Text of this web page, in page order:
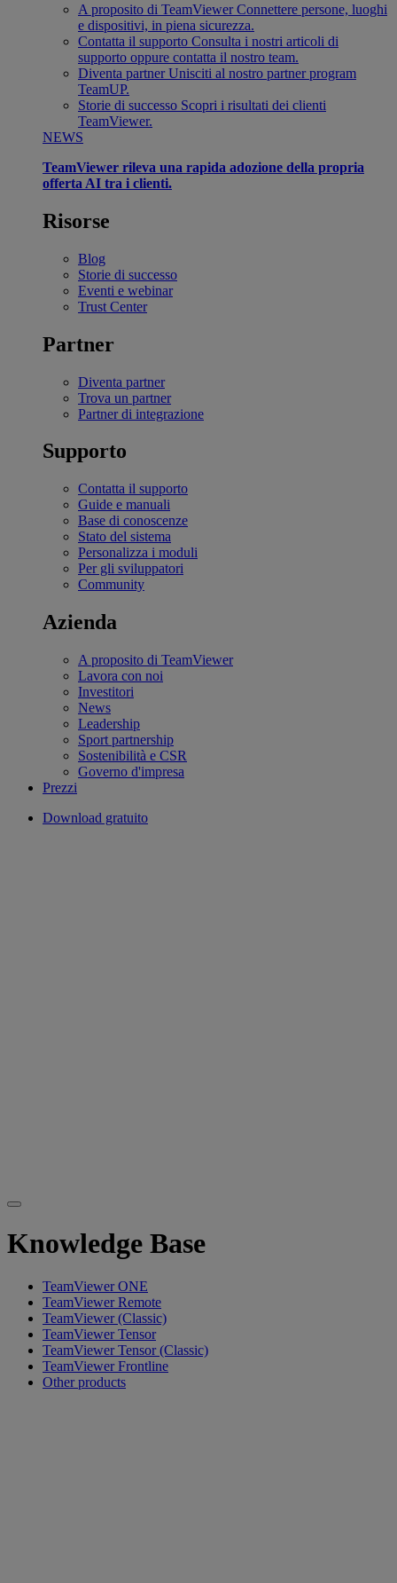
A proposito di TeamViewer Connettere persone, luoghi
e dispositivi, in piena sicurezza.
Contatta il supporto Consulta i nostri articoli di
supporto oppure contatta il nostro team.
Diventa partner Unisciti al nostro partner program
TeamUP.
Storie di successo Scopri i risultati dei clienti
TeamViewer.
NEWS
TeamViewer rileva una rapida adozione della propria
offerta AI tra i clienti.
Risorse
Blog
Storie di successo
Eventi e webinar
Trust Center
Partner
Diventa partner
Trova un partner
Partner di integrazione
Supporto
Contatta il supporto
Guide e manuali
Base di conoscenze
Stato del sistema
Personalizza i moduli
Per gli sviluppatori
Community
Azienda
A proposito di TeamViewer
Lavora con noi
Investitori
News
Leadership
Sport partnership
Sostenibilità e CSR
Governo d'impresa
Prezzi
Download gratuito
Knowledge Base
TeamViewer ONE
TeamViewer Remote
TeamViewer (Classic)
TeamViewer Tensor
TeamViewer Tensor (Classic)
TeamViewer Frontline
Other products